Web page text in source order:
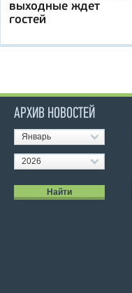
выходные ждет
гостей
АРХИВ НОВОСТЕЙ
Январь
2026